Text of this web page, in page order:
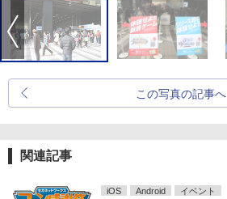
この写真の記事へ
関連記事
iOS Android イベント